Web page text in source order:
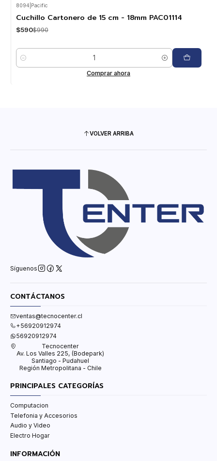
8094 Pacific
Cuchillo Cartonero de 15 cm - 18mm PAC01114
$590$990
Cantidad
Comprar ahora
VOLVER ARRIBA
Síguenos
CONTÁCTANOS
ventas@tecnocenter.cl
+56920912974
56920912974
Tecnocenter
Av. Los Valles 225, (Bodepark)
Santiago - Pudahuel
Región Metropolitana - Chile
PRINCIPALES CATEGORÍAS
Computacion
Telefonia y Accesorios
Audio y Video
Electro Hogar
INFORMACIÓN